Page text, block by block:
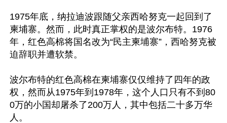
1975年底，纳拉迪波跟随父亲西哈努克一起回到了
柬埔寨。然而，此时真正掌权的是波尔布特。1976
年，红色高棉将国名改为“民主柬埔寨”，西哈努克被
迫辞职并遭软禁。
波尔布特的红色高棉在柬埔寨仅仅维持了四年的政
权，然而从1975年到1978年，这个人口只有不到80
0万的小国却屠杀了200万人，其中包括二十多万华
人。